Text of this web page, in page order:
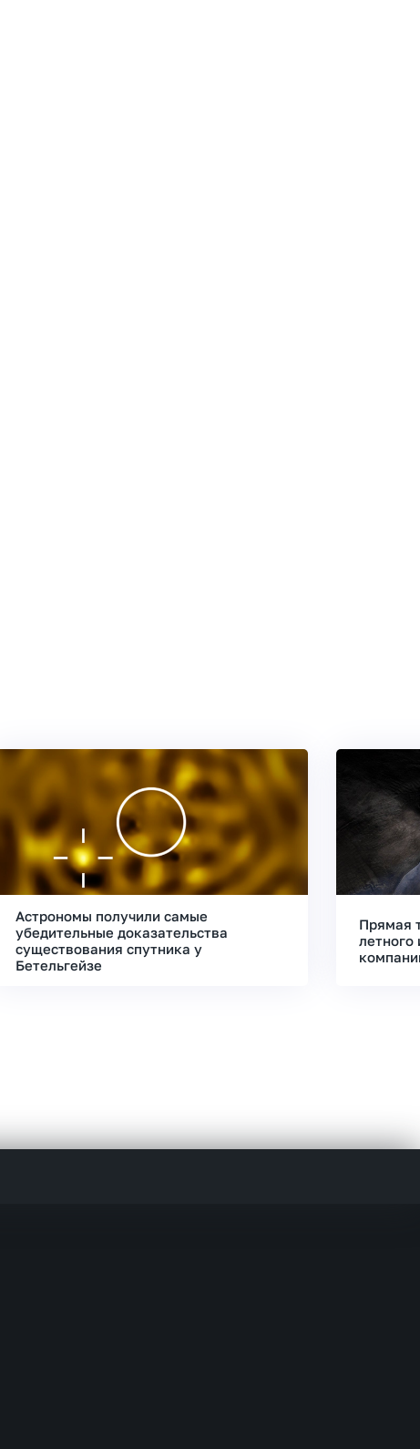
Астрономы получили самые
убедительные доказательства
существования спутника у
Бетельгейзе
Прямая
летного